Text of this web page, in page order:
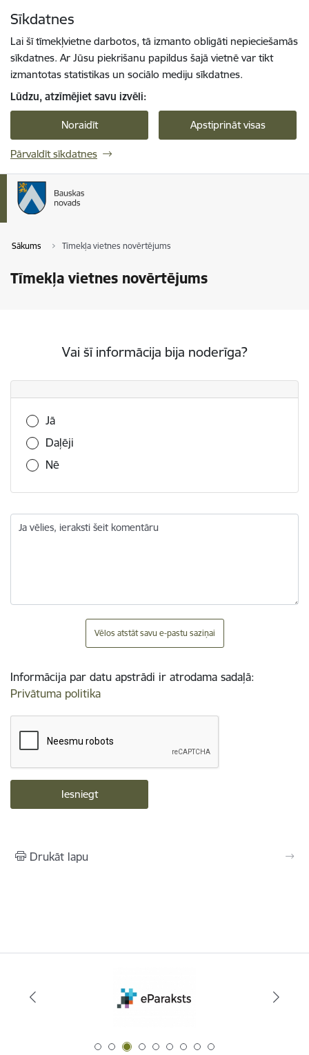
Sīkdatnes
Lai šī tīmekļvietne darbotos, tā izmanto obligāti nepieciešamās
sīkdatnes. Ar Jūsu piekrišanu papildus šajā vietnē var tikt
izmantotas statistikas un sociālo mediju sīkdatnes.
Lūdzu, atzīmējiet savu izvēli:
Noraidīt Apstiprināt visas
Pārvaldīt sīkdatnes
Sākums Tīmekļa vietnes novērtējums
Tīmekļa vietnes novērtējums
Vai šī informācija bija noderīga?
Vai šī informācija bija noderīga?
Jā
Daļēji
Nē
Ja vēlies, ieraksti šeit komentāru
Vēlos atstāt savu e-pastu saziņai
Informācija par datu apstrādi ir atrodama sadaļā:
Privātuma politika
Drukāt lapu